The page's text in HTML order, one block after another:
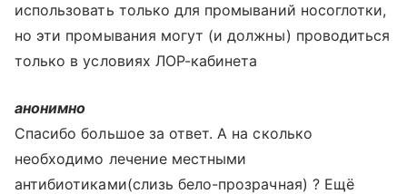
использовать только для промываний носоглотки,
но эти промывания могут (и должны) проводиться
только в условиях ЛОР-кабинета
анонимно
Спасибо большое за ответ. А на сколько
необходимо лечение местными
антибиотиками(слизь бело-прозрачная) ? Ещё